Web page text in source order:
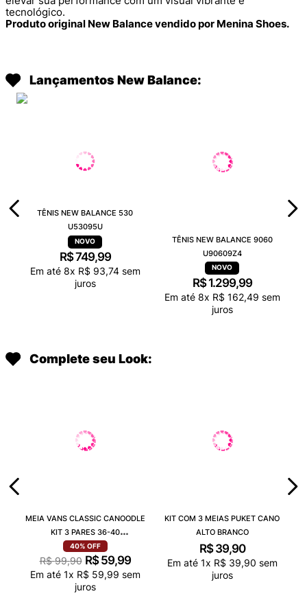
tecnológico.
Produto original New Balance vendido por Menina Shoes.
Lançamentos New Balance:
TÊNIS NEW BALANCE 530
U53095U
R$749,99
Em até 8x R$ 93,74sem
juros
TÊNIS NEW BALANCE 9060
U90609Z4
R$ 1.299,99
Em até 8x R$ 162,49 sem
juros
Complete seu Look:
MEIA VANS CLASSIC CANOODLE
KIT 3 PARES 36-40
VN000QCAJU4
40% OFF
R$ 99,90 R$ 59,99
Em até 1x R$ 59,99 sem
juros
KIT COM 3 MEIAS PUKET CANO
ALTO BRANCO
R$ 39,90
Em até 1x R$ 39,90 sem
juros